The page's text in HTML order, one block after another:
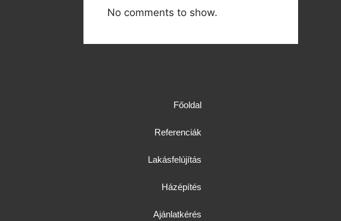
No comments to show.
Főoldal
Referenciák
Lakásfelújítás
Házépítés
Ajánlatkérés